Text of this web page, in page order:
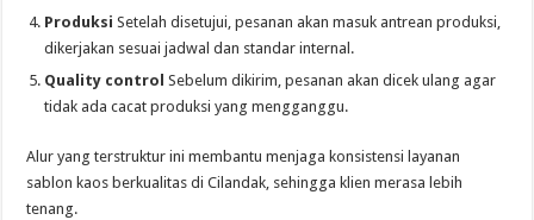
Produksi Setelah disetujui, pesanan akan masuk antrean produksi,
dikerjakan sesuai jadwal dan standar internal.
Quality control Sebelum dikirim, pesanan akan dicek ulang agar
tidak ada cacat produksi yang mengganggu.
Alur yang terstruktur ini membantu menjaga konsistensi layanan
sablon kaos berkualitas di Cilandak, sehingga klien merasa lebih
tenang.